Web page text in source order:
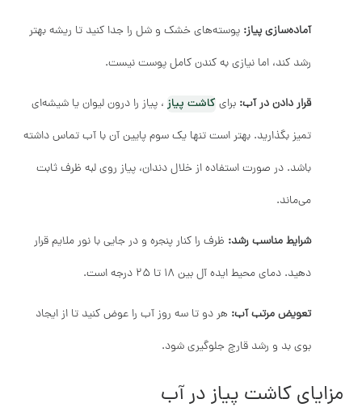
آماده‌سازی پیاز: پوسته‌های خشک و شل را جدا کنید تا ریشه بهتر
رشد کند، اما نیازی به کندن کامل پوست نیست.
قرار دادن در آب: برایکاشت پیاز ، پیاز را درون لیوان یا شیشه‌ای
تمیز بگذارید. بهتر است تنها یک ‌سوم پایین آن با آب تماس داشته
باشد. در صورت استفاده از خلال دندان، پیاز روی لبه ظرف ثابت
می‌ماند.
شرایط مناسب رشد: ظرف را کنار پنجره و در جایی با نور ملایم قرار
دهید. دمای محیط ایده آل بین ۱۸ تا ۲۵ درجه است.
تعویض مرتب آب: هر دو تا سه روز آب را عوض کنید تا از ایجاد
بوی بد و رشد قارچ جلوگیری شود.
مزایای کاشت پیاز در آب